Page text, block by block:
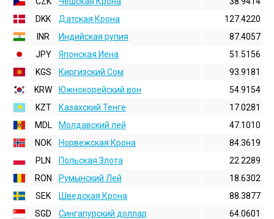
DKK
Датская Крона
127.4220
INR
Индийская pупия
87.4057
JPY
Японская Иена
51.5156
KGS
Киргизский Сом
93.9181
KRW
Южнокорейский вон
54.9154
KZT
Казахский Тенге
17.0281
MDL
Молдавский лей
47.1010
NOK
Норвежская Крона
84.3619
PLN
Польская Злота
22.2289
RON
Румынский Лей
18.6302
SEK
Шведская Крона
88.3877
SGD
Сингапурский доллар
64.0601